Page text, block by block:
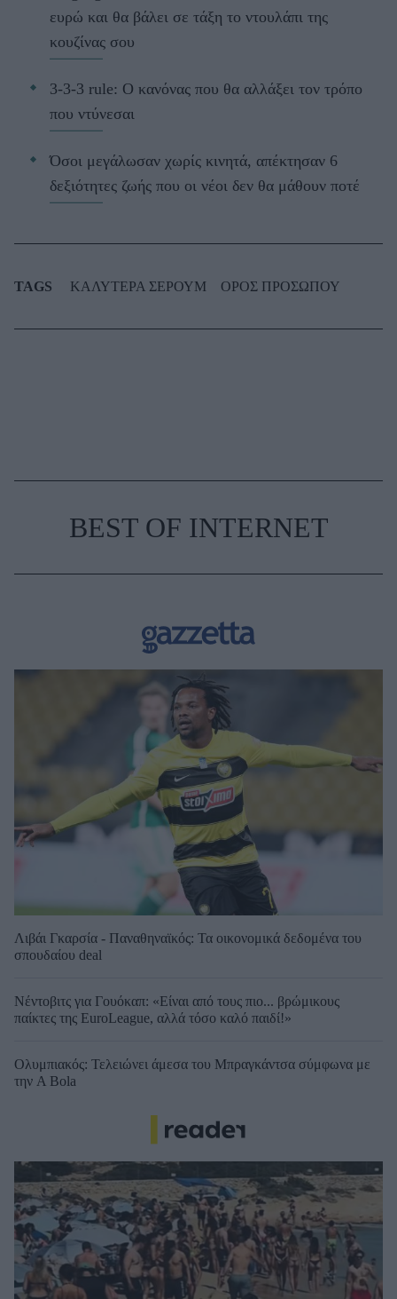
ευρώ και θα βάλει σε τάξη το ντουλάπι της
κουζίνας σου
3-3-3 rule: Ο κανόνας που θα αλλάξει τον τρόπο
που ντύνεσαι
Όσοι μεγάλωσαν χωρίς κινητά, απέκτησαν 6
δεξιότητες ζωής που οι νέοι δεν θα μάθουν ποτέ
TAGS ΚΑΛΥΤΕΡΑ ΣΕΡΟΥΜ ΟΡΟΣ ΠΡΟΣΩΠΟΥ
BEST OF INTERNET
Λιβάι Γκαρσία - Παναθηναϊκός: Τα οικονομικά δεδομένα του
σπουδαίου deal
Νέντοβιτς για Γουόκαπ: «Είναι από τους πιο... βρώμικους
παίκτες της EuroLeague, αλλά τόσο καλό παιδί!»
Ολυμπιακός: Τελειώνει άμεσα του Μπραγκάντσα σύμφωνα με
την A Bola